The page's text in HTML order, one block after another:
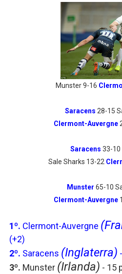
Munster 9-16
Saracens 28-15
Clermont-Auvergne
Saracens33-
Sale Sharks 13-22
Munster 65-10
Clermont-Auvergne
1º. Clermont-Auvergne
(+2)
2º. Saracens (Inglaterra)
3º. Munster (Irlanda) - 15